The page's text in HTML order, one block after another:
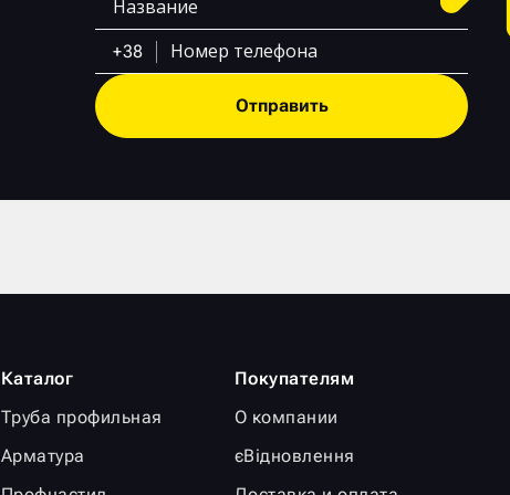
+38
Отправить
Каталог
Труба профильная
Арматура
Покупателям
О компании
єВідновлення